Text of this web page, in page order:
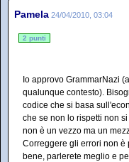
Pamela 24/04/2010, 03:04
2 punti
Io approvo GrammarNazi
qualunque contesto).
codice che si basa
che se non lo rispetti non
non è un vezzo ma un
Correggere gli errori non è
bene, parlerete meglio e